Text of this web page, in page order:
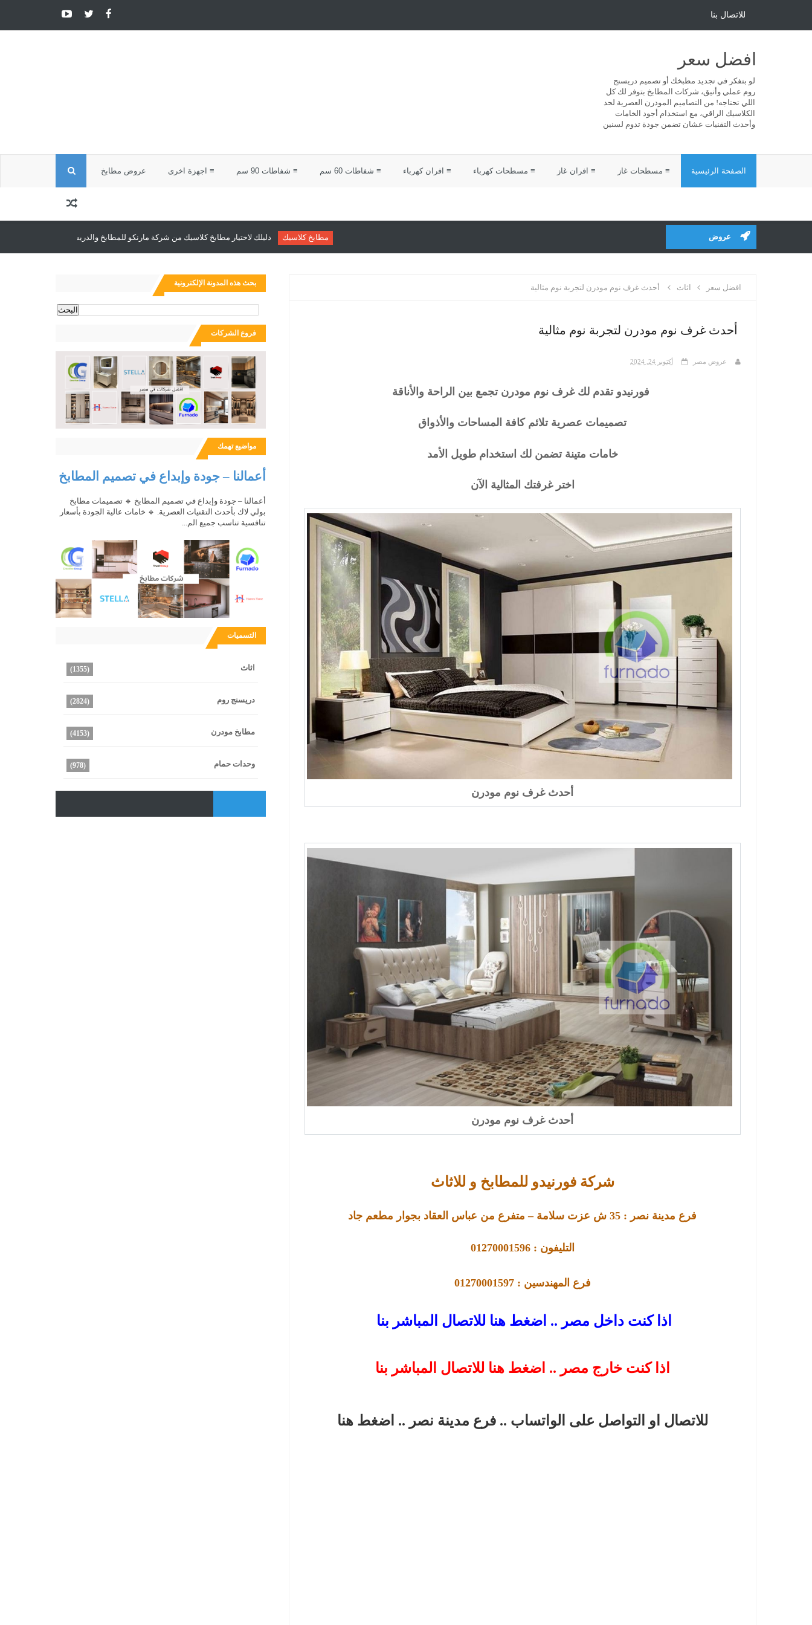
للاتصال بنا
افضل سعر
لو بتفكر في تجديد مطبخك أو تصميم دريسنج
روم عملي وأنيق، شركات المطابخ بتوفر لك كل
اللي تحتاجه! من التصاميم المودرن العصرية لحد
الكلاسيك الراقي، مع استخدام أجود الخامات
وأحدث التقنيات عشان تضمن جودة تدوم لسنين
الصفحة الرئيسية ≡ مسطحات غاز ≡ افران غاز ≡ مسطحات كهرباء ≡ افران كهرباء ≡ شفاطات 60 سم ≡ شفاطات 90 سم ≡ اجهزة اخرى عروض مطابخ ا
ل
ث
عروض دليلك لاختيار مطابخ كلاسيك من شركة مارنكو للمطابخ والدريسنج روم مطابخ كلاسيك
افضل سعر اثاث أحدث غرف نوم مودرن لتجربة نوم مثالية
أحدث غرف نوم مودرن لتجربة نوم مثالية
عروض مصر أكتوبر 24, 2024
فورنيدو تقدم لك غرف نوم مودرن تجمع بين الراحة والأناقة
تصميمات عصرية تلائم كافة المساحات والأذواق
خامات متينة تضمن لك استخدام طويل الأمد
اختر غرفتك المثالية الآن
أحدث غرف نوم مودرن
أحدث غرف نوم مودرن
شركة فورنيدو للمطابخ و للاثاث
فرع مدينة نصر : 35ش عزت سلامة – متفرع من عباس العقاد بجوار مطعم جاد
التليفون : 01270001596
فرع المهندسين : 01270001597
اذا كنت داخل مصر .. اضغط هنا للاتصال المباشر بنا
اذا كنت خارج مصر .. اضغط هنا للاتصال المباشر بنا
للاتصال او التواصل على الواتساب .. فرع مدينة نصر .. اضغط هنا
بحث هذه المدونة الإلكترونية
فروع الشركات
مواضيع تهمك
أعمالنا – جودة وإبداع في تصميم المطابخ
أعمالنا – جودة وإبداع في تصميم المطابخ 🔹 تصميمات مطابخ
بولي لاك بأحدث التقنيات العصرية. 🔹 خامات عالية الجودة بأسعار
تنافسية تناسب جميع الم...
التسميات
اثاث (1355)
دريسنج روم (2824)
مطابخ مودرن (4153)
وحدات حمام (978)